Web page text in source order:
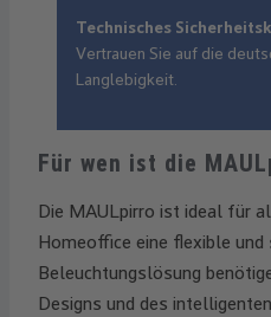
Technisches
Vertrauen Sie auf die
Langlebigkeit.
Für wen ist die
Die MAULpirro ist ideal für
Homeoffice eine flexible
Beleuchtungslösung
Designs und des